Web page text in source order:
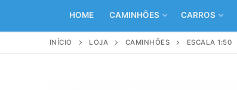
HOME CAMINHÕES CARROS
INÍCIO LOJA CAMINHÕES ESCALA 1:50